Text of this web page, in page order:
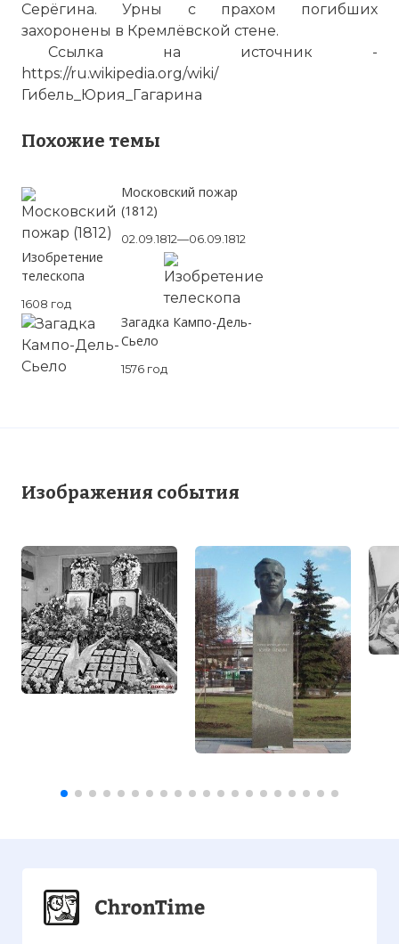
Серёгина. Урны с прахом погибших
захоронены в Кремлёвской стене.
Ссылка на источник -
https://ru.wikipedia.org/wiki/
Гибель_Юрия_Гагарина
Похожие темы
Московский пожар
(1812)
02.09.1812—06.09.1812
Изобретение
телескопа
1608 год
Загадка Кампо-Дель-
Сьело
1576 год
Изображения события